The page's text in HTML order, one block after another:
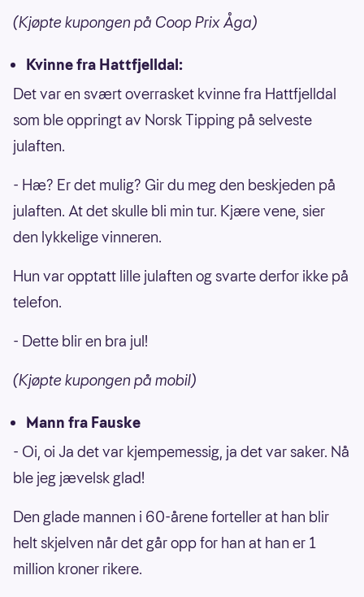
(Kjøpte kupongen på Coop Prix Åga)
Kvinne fra Hattfjelldal:
Det var en svært overrasket kvinne fra Hattfjelldal
som ble oppringt av Norsk Tipping på selveste
julaften.
- Hæ? Er det mulig? Gir du meg den beskjeden på
julaften. At det skulle bli min tur. Kjære vene, sier
den lykkelige vinneren.
Hun var opptatt lille julaften og svarte derfor ikke på
telefon.
- Dette blir en bra jul!
(Kjøpte kupongen på mobil)
Mann fra Fauske
- Oi, oi Ja det var kjempemessig, ja det var saker. Nå
ble jeg jævelsk glad!
Den glade mannen i 60-årene forteller at han blir
helt skjelven når det går opp for han at han er 1
million kroner rikere.